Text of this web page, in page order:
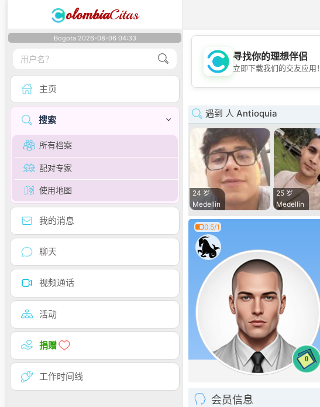
olombiaCitas
Bogota 2026-08-06 04:33
主页
搜索
所有档案
配对专家
使用地图
我的消息
聊天
视频通话
活动
捐赠
工作时间线
💖
寻找你的理想伴侣
立即下载我们的交友应用！
遇到 人 Antioquia
24 岁
Medellin
25 岁
Medellin
0.5/1
0
会员信息